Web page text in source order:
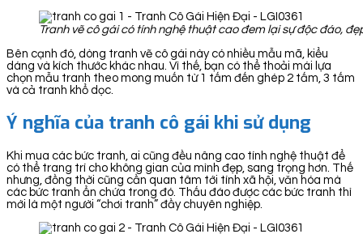
Tranh vẽ cô gái có tính nghệ thuật cao đem lại sự độc đáo,
Bên cạnh đó, dòng tranh vẽ cô gái này có nhiều mẫu mã, kiểu
dáng và kích thước khác nhau. Vì thế, bạn có thể thoải mái lựa
chọn mẫu tranh theo mong muốn từ 1 tấm đến ghép 2 tấm, 3 tấm
và cả tranh khổ dọc.
Ý nghĩa của tranh cô gái khi sử dụng
Khi mua các bức tranh, ai cũng đều nâng cao tính nghệ thuật để
có thể trang trí cho không gian của mình đẹp, sang trọng hơn. Thế
nhưng, đồng thời cũng cần quan tâm tới tính xã hội, văn hóa mà
các bức tranh ẩn chứa trong đó. Thấu đáo được các bức tranh thì
mới là một người “chơi tranh” đầy chuyên nghiệp.